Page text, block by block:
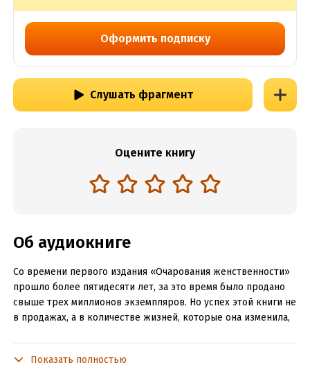
Оформить подписку
Слушать фрагмент
Оцените книгу
Об аудиокниге
Со времени первого издания «Очарования женственности»
прошло более пятидесяти лет, за это время было продано
свыше трех миллионов экземпляров. Но успех этой книги не
в продажах, а в количестве жизней, которые она изменила,
пленительной в глазах мужчины? Почему одна женщина в
Показать полностью